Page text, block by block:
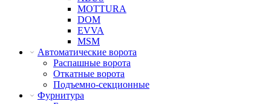
MOTTURA
DOM
EVVA
MSM
Автоматические ворота
Распашные ворота
Откатные ворота
Подъемно-секционные
Фурнитура